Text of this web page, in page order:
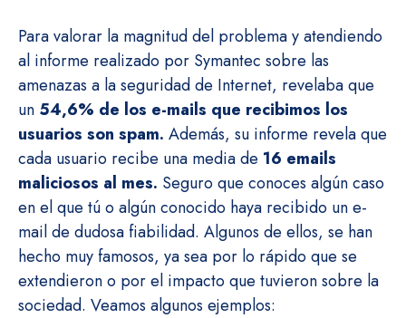
Para valorar la magnitud del problema y atendiendo
al informe realizado por Symantec sobre las
amenazas a la seguridad de Internet, revelaba que
un 54,6% de los e-mails que recibimos los
usuarios son spam. Además, su informe revela que
cada usuario recibe una media de 16 emails
maliciosos al mes. Seguro que conoces algún caso
en el que tú o algún conocido haya recibido un e-
mail de dudosa fiabilidad. Algunos de ellos, se han
hecho muy famosos, ya sea por lo rápido que se
extendieron o por el impacto que tuvieron sobre la
sociedad. Veamos algunos ejemplos: